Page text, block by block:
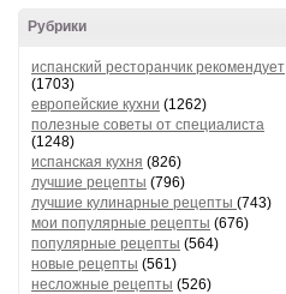
Рубрики
испанский ресторанчик рекомендует
(1703)
европейские кухни (1262)
полезные советы от специалиста
(1248)
испанская кухня (826)
лучшие рецепты (796)
лучшие кулинарные рецепты (743)
мои популярные рецепты (676)
популярные рецепты (564)
новые рецепты (561)
несложные рецепты (526)